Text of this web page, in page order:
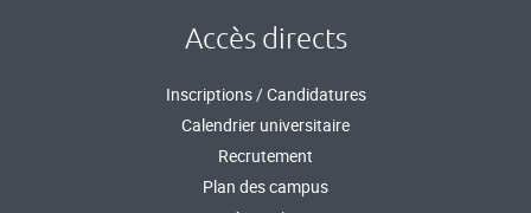
Accès directs
Inscriptions / Candidatures
Calendrier universitaire
Recrutement
Plan des campus